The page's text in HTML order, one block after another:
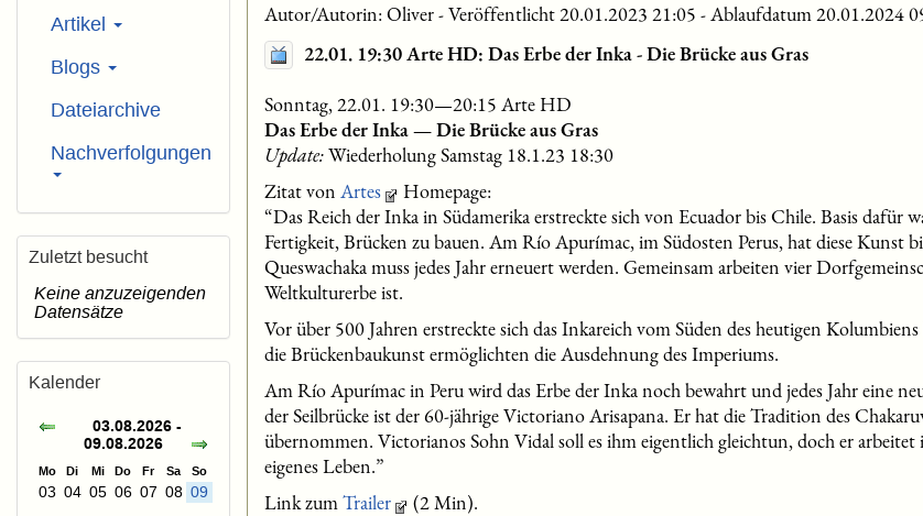
Autor/Autorin: Oliver - Veröffentlicht 20.01.2023 21:05 - Ablaufdatum 20.01.2024
22.01. 19:30 Arte HD: Das Erbe der Inka - Die Brücke aus Gras
Sonntag, 22.01. 19:30—20:15 Arte HD
Das Erbe der Inka — Die Brücke aus Gras
Update:Wiederholung Samstag 18.1.23 18:30
Zitat von Artes
Homepage:
“Das Reich der Inka in Südamerika erstreckte sich von Ecuador bis Chile. Basis dafür
Fertigkeit, Brücken zu bauen. Am Río Apurímac, im Südosten Perus, hat diese Kunst
Queswachaka muss jedes Jahr erneuert werden. Gemeinsam arbeiten vier
Weltkulturerbe ist.
Vor über 500 Jahren erstreckte sich das Inkareich vom Süden des heutigen
die Brückenbaukunst ermöglichten die Ausdehnung des Imperiums.
Am Río Apurímac in Peru wird das Erbe der Inka noch bewahrt und jedes Jahr eine
der Seilbrücke ist der 60-jährige Victoriano Arisapana. Er hat die Tradition des
übernommen. Victorianos Sohn Vidal soll es ihm eigentlich gleichtun, doch er
eigenes Leben.”
Link zumTrailer
(2 Min).
Artikel
Blogs
Dateiarchive
Nachverfolgungen
Zuletzt besucht
Keine anzuzeigenden
Datensätze
Kalender
03.08.2026 -
09.08.2026
Mo Di Mi Do Fr Sa So
03 04 05 06 07 08 09